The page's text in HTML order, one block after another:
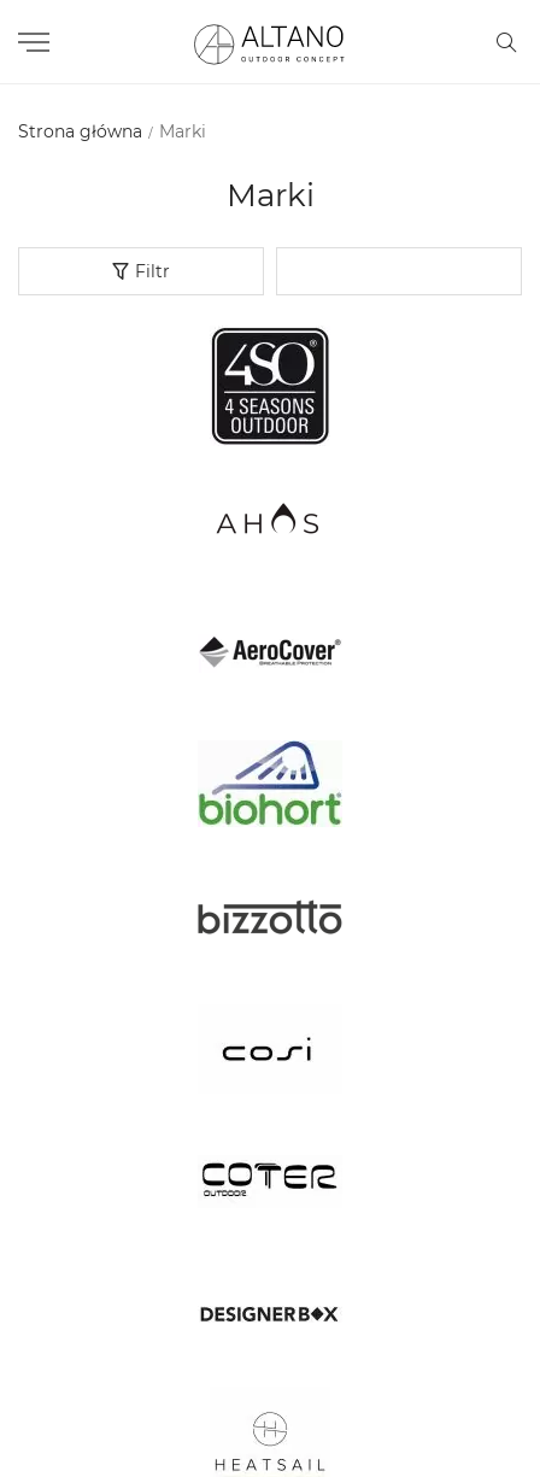
Strona główna Marki
Marki
Filtr